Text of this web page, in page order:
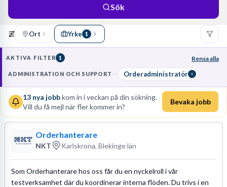
Sök
Ort Yrke 1
AKTIVA FILTER 1 Rensa alla
ADMINISTRATION OCH SUPPORT Orderadministratör
13 nya jobbkom in i veckan på din sökning.
Vill du få mejl när fler kommer in?
Bevaka jobb
Orderhanterare
NKT Karlskrona, Blekinge län
Som Orderhanterare hos oss får du en nyckelroll i vår
testverksamhet där du koordinerar interna flöden. Du trivs i en